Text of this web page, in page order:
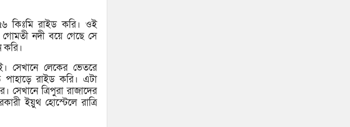
কিঃমি রাইড করি। ওই
নদী বয়ে গেছে সে
করি।
সেখানে লেকের ভেতরে
পাহাড়ে রাইড করি। এটা
ত্রিপুরা রাজাদের
ইয়ুথ হোস্টেলে রাত্রি